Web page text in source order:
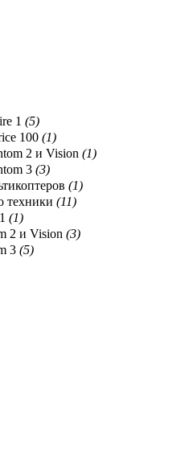
1 (5)
100 (1)
2 и Vision (1)
3 (3)
(1)
техники (11)
(1)
2 и Vision (3)
3 (5)